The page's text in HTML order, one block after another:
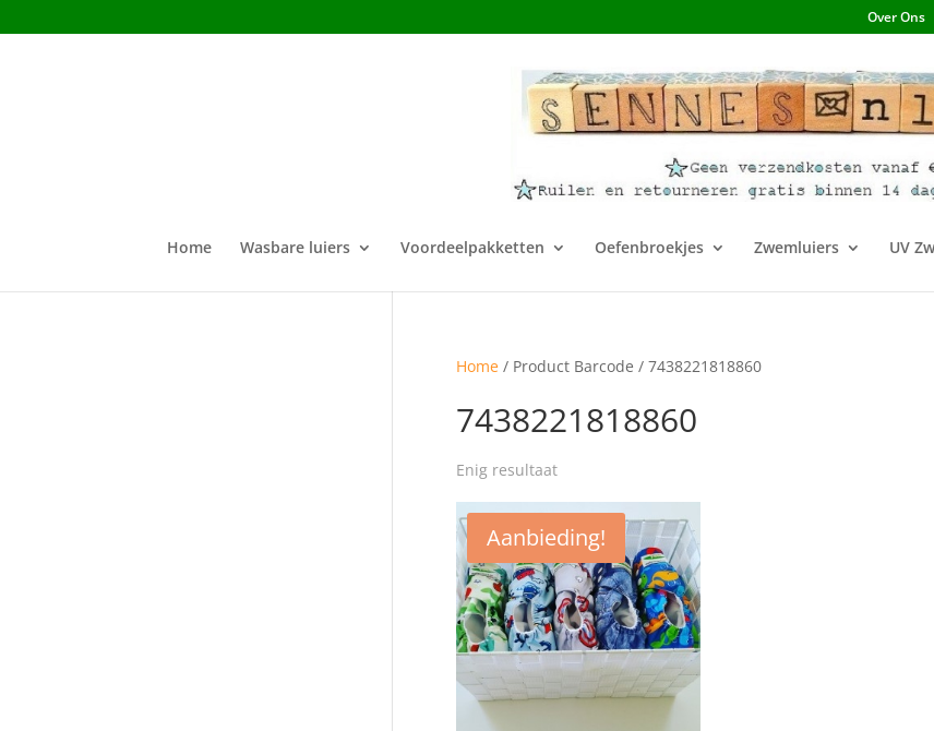
Over Ons
Home Wasbare luiers Voordeelpakketten Oefenbroekjes Zwemluiers UV
Home/ Product Barcode / 7438221818860
7438221818860
Enig resultaat
Aanbieding!